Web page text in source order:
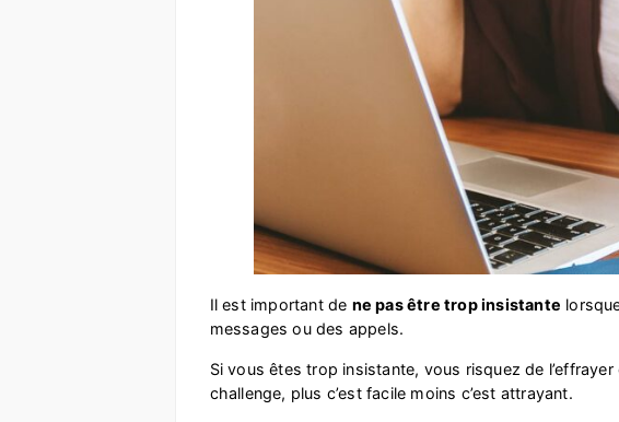
Il est important de ne pas être trop insistante
messages ou des appels.
Si vous êtes trop insistante, vous risquez de
challenge, plus c’est facile moins c’est attrayant.